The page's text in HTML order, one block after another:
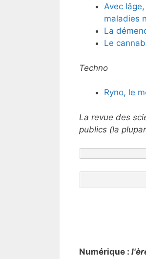
Avec
maladies
La
Le
Techno
Ryno, le
La revue des
publics (la
Numérique :